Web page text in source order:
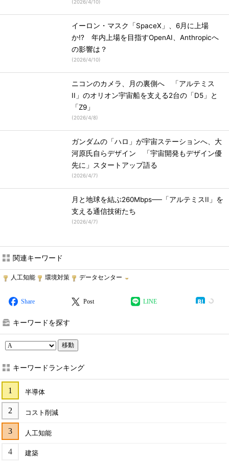
(2026/4/10)
イーロン・マスク「SpaceX」、6月に上場
か!? 年内上場を目指すOpenAI、Anthropicへ
の影響は？
(2026/4/10)
ニコンのカメラ、月の裏側へ 「アルテミス
II」のオリオン宇宙船を支える2台の「D5」と
「Z9」
(2026/4/8)
ガンダムの「ハロ」が宇宙ステーションへ、大
河原氏自らデザイン 「宇宙開発もデザイン優
先に」スタートアップ語る
(2026/4/7)
月と地球を結ぶ260Mbps──「アルテミスII」を
支える通信技術たち
(2026/4/7)
関連キーワード
人工知能 環境対策 データセンター
Share Post LINE
キーワードを探す
移動
キーワードランキング
半導体
コスト削減
人工知能
建築